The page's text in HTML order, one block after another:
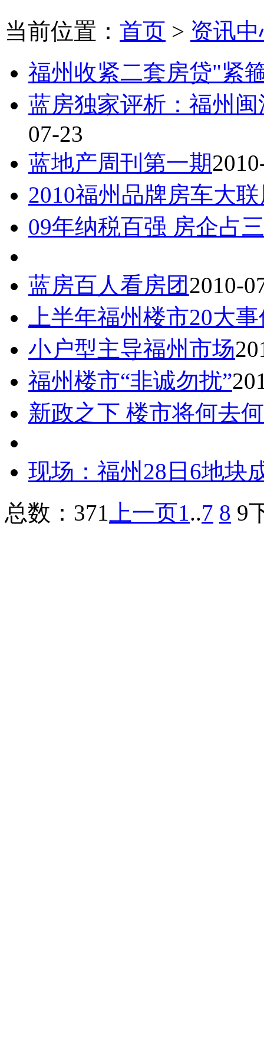
当前位置： 首页 > 资讯
福州收紧二套房贷"紧
蓝房独家评析：福州
07-23
蓝地产周刊第一期
2010福州品牌房车大
09年纳税百强 房企占
蓝房百人看房团2010-
上半年福州楼市20大
小户型主导福州市场
福州楼市“非诚勿扰”
新政之下 楼市将何去
现场：福州28日6地块
总数：371 上一页1..7 8 9